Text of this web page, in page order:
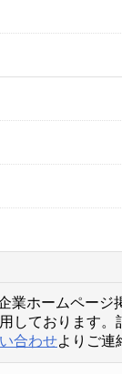
業ホームページ
しております。
合わせよりご連